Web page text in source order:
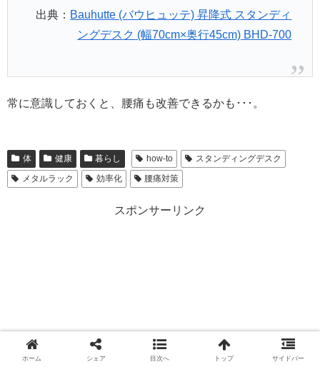
出典： Bauhutte (バウヒュッテ) 昇降式 スタンディ
ングデスク (幅70cm×奥行45cm) BHD-700
常に意識しておくと、腰痛も改善できるかも･･･。
体 健康 暮らし how-to
スタンディングデスク
メタルラック
効率化 腰痛対策
スポンサーリンク
ホーム シェア 目次へ トップ サイドバー